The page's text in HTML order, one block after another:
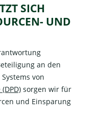
SICH
UND
an den
von
sorgen wir für
und Einsparung